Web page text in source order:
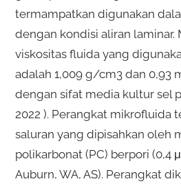
termampatkan digunakan
dengan kondisi aliran laminar.
viskositas fluida yang
adalah 1,009 g/cm3 dan 0,93
dengan sifat media kultur sel
2022 ). Perangkat mikrofluida
saluran yang dipisahkan oleh
polikarbonat (PC) berpori (0,4
Auburn, WA, AS). Perangkat